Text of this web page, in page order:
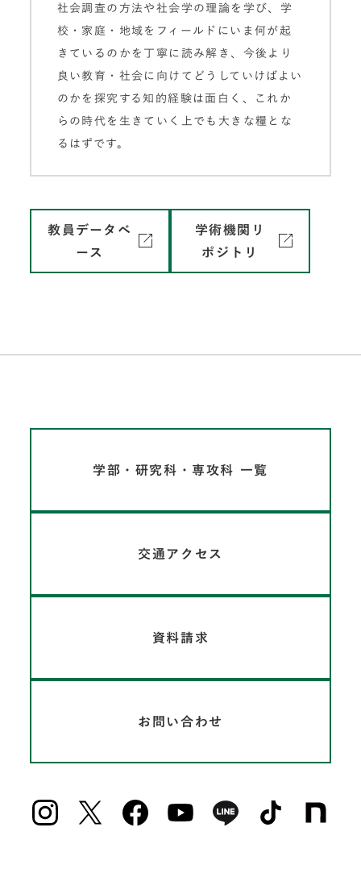
社会調査の方法や社会学の理論を学び、学
校・家庭・地域をフィールドにいま何が起
きているのかを丁寧に読み解き、今後より
良い教育・社会に向けてどうしていけばよい
のかを探究する知的経験は面白く、これか
らの時代を生きていく上でも大きな糧とな
るはずです。
教員データベ
ース
学術機関リ
ポジトリ
学部・研究科・専攻科 一覧
交通アクセス
資料請求
お問い合わせ